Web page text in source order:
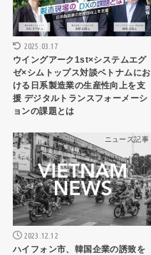
2025.03.17
ウイングアーク1st×システムエグ
ゼ×シムトップス対談ベトナムにお
ける日系製造業の生産性向上を支
援 デジタルトランスフォーメーシ
ョンの課題とは
ニュース記事
2023.12.12
ハイフォン市、韓国企業の誘致を